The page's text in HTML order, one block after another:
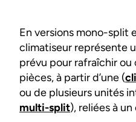
En versions mono-split
climatiseur représente
prévu pour rafraîchir
pièces, à partir d’une (
ou de plusieurs unités
multi-split), reliées à